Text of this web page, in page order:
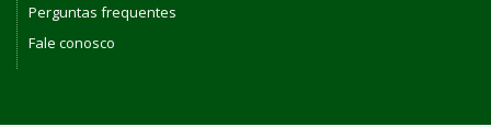
Perguntas frequentes
Fale conosco